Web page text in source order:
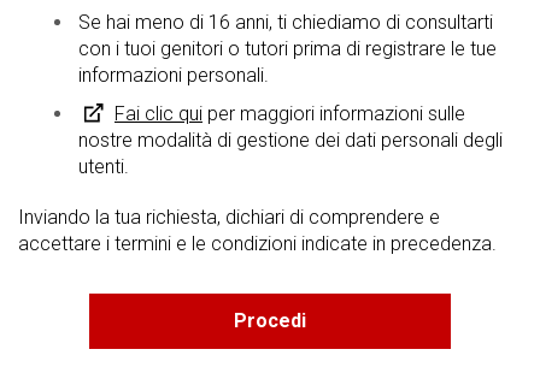
Se hai meno di 16 anni, ti chiediamo di consultarti
con i tuoi genitori o tutori prima di registrare le tue
informazioni personali.
Fai clic qui per maggiori informazioni sulle
nostre modalità di gestione dei dati personali degli
utenti.
Inviando la tua richiesta, dichiari di comprendere e
accettare i termini e le condizioni indicate in precedenza.